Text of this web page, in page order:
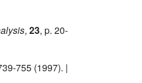
, 23, p. 20-
755 (1997). |